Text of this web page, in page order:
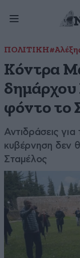
ΠΟΛΙΤΙΚΗ
Κόντρα
δημάρχου
φόντο το
Αντιδράσεις
κυβέρνηση δεν
Σταμέλος